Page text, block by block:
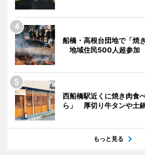
船橋・高根台団地で「焼
地域住民500人超参加
西船橋駅近くに焼き肉食
ら」 厚切り牛タンや土
もっと見る